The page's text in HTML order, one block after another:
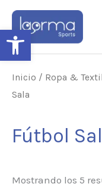
Abrir barra de
al
contenido
Inicio / Ropa & Textil
Sala
Fútbol
Mostrando los 5